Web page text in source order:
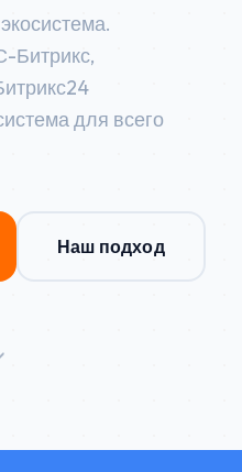
Битрикс,
для всего
Наш подход